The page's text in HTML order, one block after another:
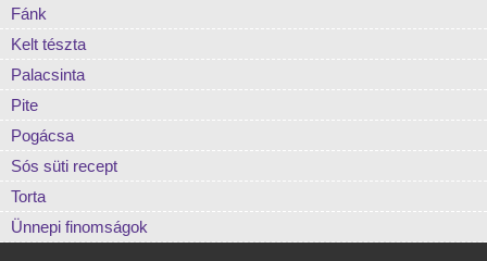
Fánk
Kelt tészta
Palacsinta
Pite
Pogácsa
Sós süti recept
Torta
Ünnepi finomságok